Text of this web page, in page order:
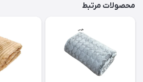
محصولات مرتبط